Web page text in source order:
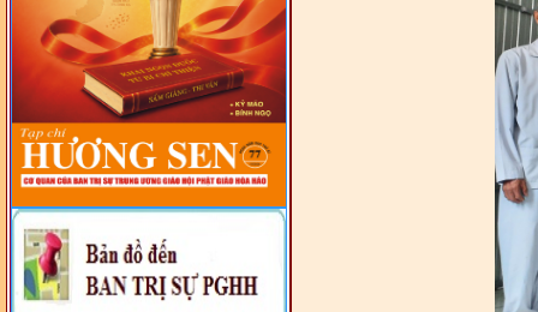
- LỚP TẬP HUẤN LỊCH SỬ,
PHÁP LUẬT VIỆT NAM VÀ
HIẾN CHƯƠNG GIÁO HỘI
PGHH NHIỆM KỲ VI (2024-
2029) CHO TRỊ SỰ VIÊN
TRUNG ƯƠNG, BAN ĐẠI
DIỆN TỈNH VÀ GIÁO LÝ
VIÊN - CHUYÊN ĐỀ: SỰ RA
ĐỜI, BẢN CHẤT, CHỨC
NƯỚC CHXHCN VIỆT NAM